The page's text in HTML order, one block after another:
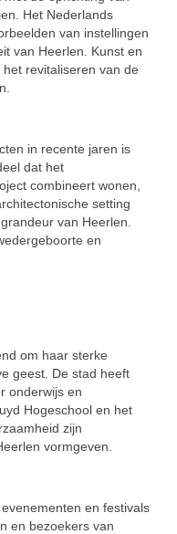
Het Nederlands
van instellingen
van Heerlen. Kunst en
revitaliseren van de
in recente jaren is
dat het
combineert wonen,
setting
van Heerlen.
en
om haar sterke
geest. De stad heeft
onderwijs en
Hogeschool en het
zijn
vormgeven.
en festivals
en bezoekers van